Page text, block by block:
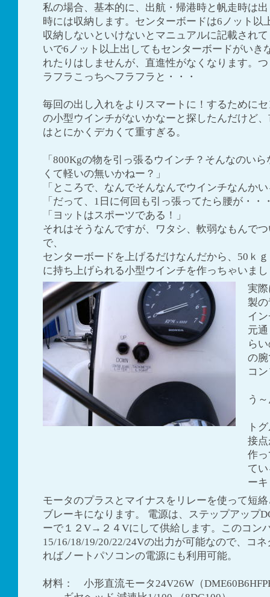
私の場合、基本的に、出航・帰港時と帆走時は
時には収納します。センターボードは6ノット以
収納しないといけないとマニュアルに記載され
いで6ノット以上出してもセンターボードがいき
れたりはしませんが、直進性がなくなります。
ラフラこっちへフラフラと・・・
毎回の出し入れをよりスマートに！するために
の小型ウインチがないかなーと探したんだけど
はとにかくデカくて重すぎる。
「800Kgの物を引っ張るウインチ？そんなのい
くて軽いの無いかねー？」
「ところで、なんでそんなんでウインチなんか
「だって、1日に何回も引っ張ってたら腰が・・
「ヨットはスポーツである！」
それはそうなんですが、ワタシ、軟弱なもんで
で、
センターボードを上げるだけなんだから、50ｋ
に持ち上げられる小型ウインチを作っちゃいま
実
製
イ
元
ら
の
コ
う
ト
接
作
て
ー
モータのプラスとマイナスをリレーを使って短
ブレーキになります。 電源は、ステップアップ
ーで１２V→２４Vにして供給します。このコン
15/16/18/19/20/22/24Vの出力が可能なので、コ
ればノートパソコンの電源にも利用可能。
材料： 小形直流モータ24V26W（